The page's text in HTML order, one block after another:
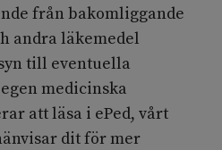
från bakomliggande
andra läkemedel
till eventuella
medicinska
att läsa i ePed, vårt
dit för mer